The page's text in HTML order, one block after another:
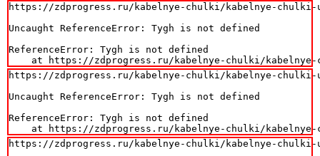
https://zdprogress.ru/kabelnye-chulki/kabelnye-chulki-
Uncaught ReferenceError: Tygh is not defined
ReferenceError: Tygh is not defined
at https://zdprogress.ru/kabelnye-chulki/
https://zdprogress.ru/kabelnye-chulki/kabelnye-chulki-
Uncaught ReferenceError: Tygh is not defined
ReferenceError: Tygh is not defined
at https://zdprogress.ru/kabelnye-chulki/
https://zdprogress.ru/kabelnye-chulki/kabelnye-chulki-